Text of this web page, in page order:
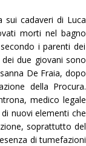
sui cadaveri di Luca
morti nel bagno
i parenti dei
dei due giovani sono
De Fraia, dopo
della Procura.
medico legale
nuovi elementi che
soprattutto del
di tumefazioni